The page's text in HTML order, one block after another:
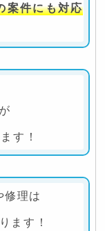
案件にも対応
す！
修理は
ます！